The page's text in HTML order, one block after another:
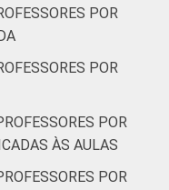
POR
POR
POR
ÀS AULAS
POR